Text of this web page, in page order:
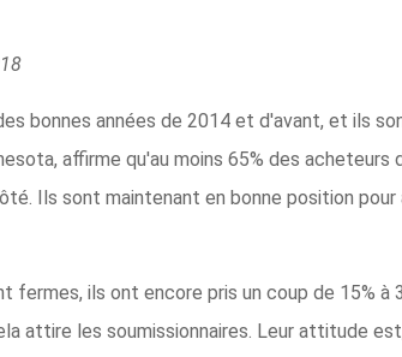
bonnes années de 2014 et d'avant, et ils
affirme qu'au moins 65% des acheteurs
Ils sont maintenant en bonne position
ils ont encore pris un coup de 15% à
attire les soumissionnaires. Leur attitude